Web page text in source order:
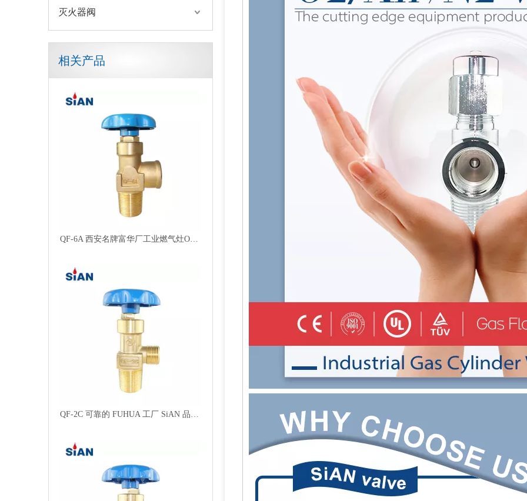
灭火器阀
相关产品
QF-6A 西安名牌富华厂工业燃气灶O2/Air/N2钢瓶挡板式黄铜燃气阀
QF-2C 可靠的 FUHUA 工厂 SiAN 品牌安全工业燃气灶 N2/O2/气缸挡板式阀门黄铜